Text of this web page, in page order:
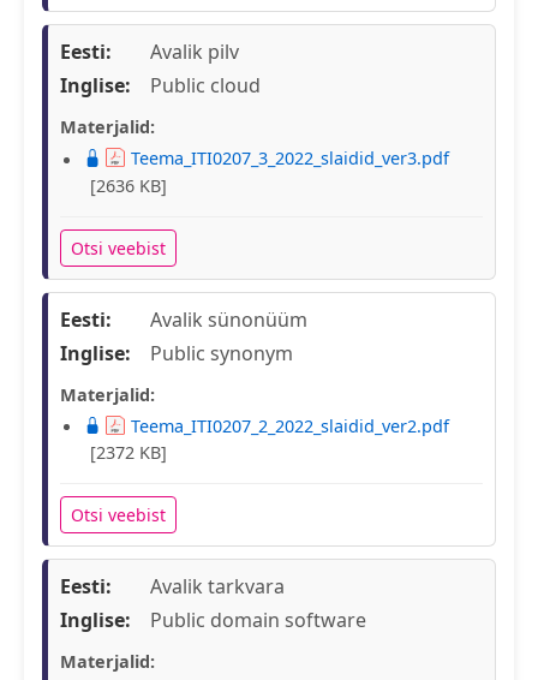
Eesti:
Avalik pilv
Inglise:
Public cloud
Materjalid:
Teema_ITI0207_3_2022_slaidid_ver3.pdf
[2636 KB]
Otsi veebist
Eesti:
Avalik sünonüüm
Inglise:
Public synonym
Materjalid:
Teema_ITI0207_2_2022_slaidid_ver2.pdf
[2372 KB]
Otsi veebist
Eesti:
Avalik tarkvara
Inglise:
Public domain software
Materjalid: